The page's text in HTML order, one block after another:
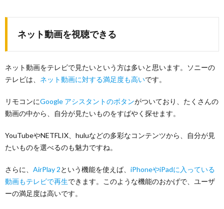
ネット動画を視聴できる
ネット動画をテレビで見たいという方は多いと思います。ソニーの
テレビは、 ネット動画に対する満足度も高いです。
リモコンにGoogle アシスタントのボタンがついており、たくさんの
動画の中から、自分が見たいものをすばやく探せます。
YouTubeやNETFLIX、huluなどの多彩なコンテンツから、自分が見
たいものを選べるのも魅力ですね。
さらに、 AirPlay 2という機能を使えば、 iPhoneやiPadに入っている
動画もテレビで再生できます。このような機能のおかげで、ユーザ
ーの満足度は高いです。